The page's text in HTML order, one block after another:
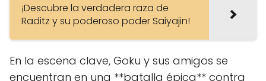
¡Descubre la verdadera raza de
Raditz y su poderoso poder Saiyajin!
En la escena clave, Goku y sus amigos se
encuentran en una **batalla épica** contra